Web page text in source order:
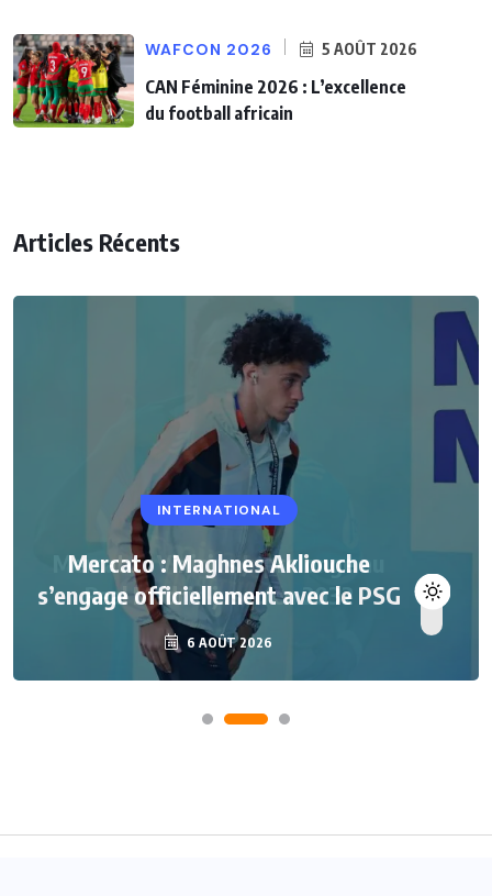
WAFCON 2026 5 AOÛT 2026
CAN Féminine 2026 : L’excellence
du football africain
Articles Récents
INTERNATIONAL
Mercato : Maghnes Akliouche
s’engage officiellement avec le PSG
6 AOÛT 2026